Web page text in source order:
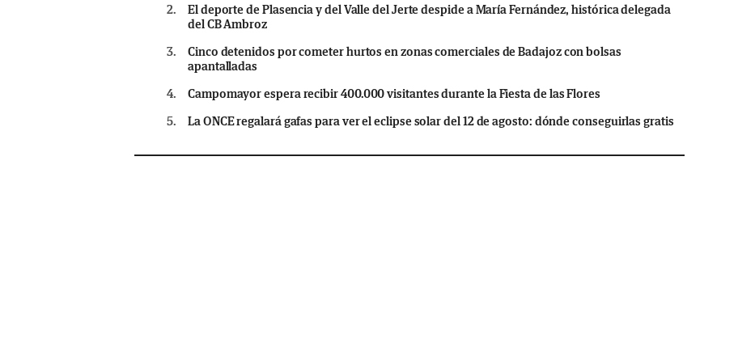
2.
El deporte de Plasencia y del Valle del Jerte despide a María Fernández, histórica delegada
del CB Ambroz
3.
Cinco detenidos por cometer hurtos en zonas comerciales de Badajoz con bolsas
apantalladas
4.
Campomayor espera recibir 400.000 visitantes durante la Fiesta de las Flores
5.
La ONCE regalará gafas para ver el eclipse solar del 12 de agosto: dónde conseguirlas gratis